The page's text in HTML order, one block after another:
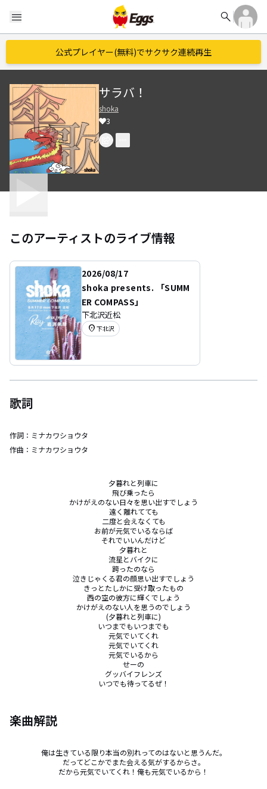
menu search
公式プレイヤー(無料)でサクサク連続再生
サラバ！
shoka
3
このアーティストのライブ情報
2026/08/17
shoka presents. 「SUMM
ER COMPASS」
下北沢近松
location_on 下北沢
歌詞
作詞： ミナカワショウタ
作曲： ミナカワショウタ
夕暮れと列車に
飛び乗ったら
かけがえのない日々を思い出すでしょう
遠く離れてても
二度と会えなくても
お前が元気でいるならば
それでいいんだけど
夕暮れと
流星とバイクに
跨ったのなら
泣きじゃくる君の顔思い出すでしょう
きっとたしかに受け取ったもの
西の空の彼方に輝くでしょう
かけがえのない人を思うのでしょう
(夕暮れと列車に)
いつまでもいつまでも
元気でいてくれ
元気でいてくれ
元気でいるから
せーの
グッバイフレンズ
いつでも待ってるぜ！
楽曲解説
俺は生きている限り本当の別れってのはないと思うんだ。
だってどこかでまた会える気がするからさ。
だから元気でいてくれ！俺も元気でいるから！